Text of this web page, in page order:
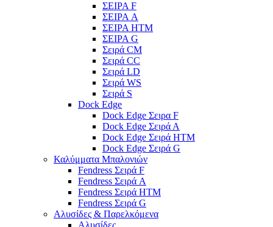
ΣΕΙΡΑ F
ΣΕΙΡΑ A
ΣΕΙΡΑ HTM
ΣΕΙΡΑ G
Σειρά CM
Σειρά CC
Σειρά LD
Σειρά WS
Σειρά S
Dock Edge
Dock Edge Σειρα F
Dock Edge Σειρά Α
Dock Edge Σειρά HTM
Dock Edge Σειρά G
Καλύμματα Μπαλονιών
Fendress Σειρά F
Fendress Σειρά A
Fendress Σειρά HTM
Fendress Σειρά G
Αλυσίδες & Παρελκόμενα
Αλυσίδες